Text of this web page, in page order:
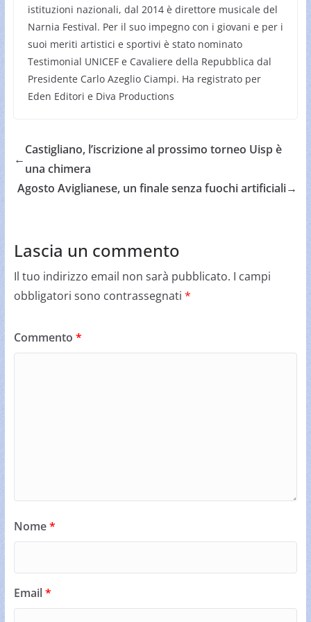
istituzioni nazionali, dal 2014 è direttore musicale del
Narnia Festival. Per il suo impegno con i giovani e per i
suoi meriti artistici e sportivi è stato nominato
Testimonial UNICEF e Cavaliere della Repubblica dal
Presidente Carlo Azeglio Ciampi. Ha registrato per
Eden Editori e Diva Productions
←
Castigliano, l’iscrizione al prossimo torneo Uisp è
una chimera
Agosto Aviglianese, un finale senza fuochi artificiali→
Lascia un commento
Il tuo indirizzo email non sarà pubblicato. I campi
obbligatori sono contrassegnati *
Commento *
Nome*
Email*